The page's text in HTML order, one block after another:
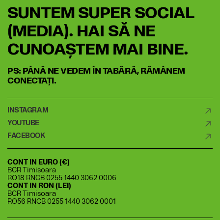
SUNTEM SUPER SOCIAL
(MEDIA). HAI SĂ NE
CUNOAȘTEM MAI BINE.
PS: PÂNĂ NE VEDEM ÎN TABĂRĂ, RĂMÂNEM
CONECTAȚI.
CONT IN EURO (€)
BCR Timisoara
RO18 RNCB 0255 1440 3062 0006
CONT IN RON (LEI)
BCR Timisoara
RO56 RNCB 0255 1440 3062 0001